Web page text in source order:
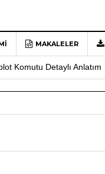
MAKALELER
MATLAB Türkiye’ye Veda
Komutu Detaylı Anlatım